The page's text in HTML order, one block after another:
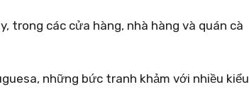
trong các cửa hàng, nhà hàng và quán cà
những bức tranh khảm với nhiều kiểu